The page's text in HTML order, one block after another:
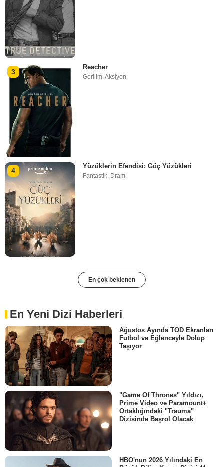
3
Reacher
Gerilim,Aksiyon
4
Yüzüklerin Efendisi: Güç Yüzükleri
Fantastik, Dram
En çok beklenen
En Yeni Dizi Haberleri
Ağustos Ayında TOD Ekranları
Futbol ve Eğlenceyle Dolup
Taşıyor
"Game Of Thrones" Yıldızı,
Prime Video ve Paramount+
Ortaklığındaki "Trauma"
Dizisinde Başrol Olacak
HBO'nun 2026 Yılındaki En